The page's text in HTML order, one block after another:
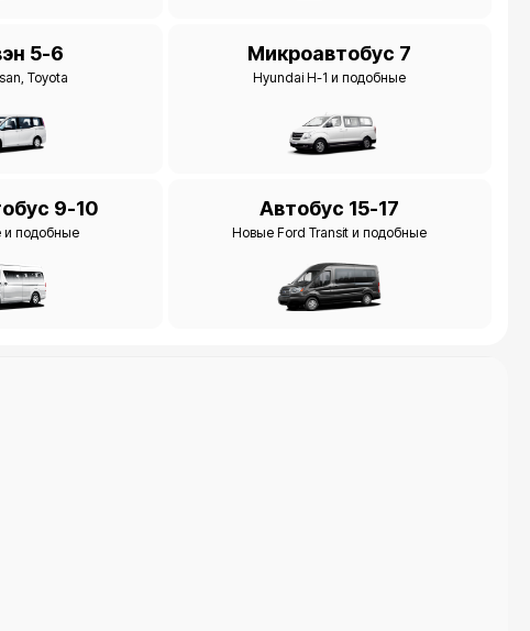
5-6
Toyota
Микроавтобус 7
Hyundai H-1 и подобные
9-10
и подобные
Автобус 15-17
Новые Ford Transit и подобные